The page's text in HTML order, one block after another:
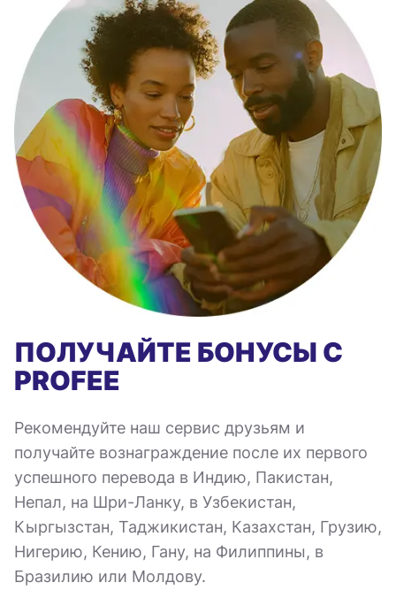
ПОЛУЧАЙТЕ БОНУСЫ С
PROFEE
Рекомендуйте наш сервис друзьям и
получайте вознаграждение после их первого
успешного перевода в Индию, Пакистан,
Непал, на Шри-Ланку, в Узбекистан,
Кыргызстан, Таджикистан, Казахстан, Грузию,
Нигерию, Кению, Гану, на Филиппины, в
Бразилию или Молдову.